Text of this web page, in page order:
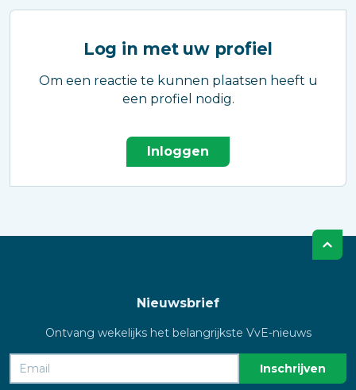
Log in met uw profiel
Om een reactie te kunnen plaatsen heeft u
een profiel nodig.
Inloggen
Nieuwsbrief
Ontvang wekelijks het belangrijkste VvE-nieuws